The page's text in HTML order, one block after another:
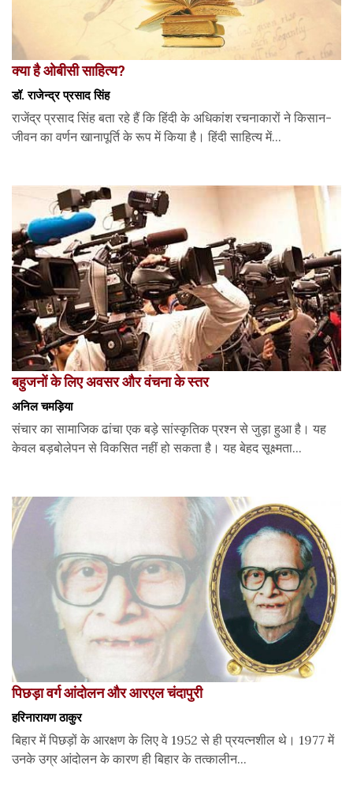
क्या है ओबीसी साहित्य?
डॉ. राजेन्द्र प्रसाद सिंह
राजेंद्र प्रसाद सिंह बता रहे हैं कि हिंदी के अधिकांश रचनाकारों ने किसान-
जीवन का वर्णन खानापूर्ति के रूप में किया है। हिंदी साहित्य में...
बहुजनों के लिए अवसर और वंचना के स्तर
अनिल चमड़िया
संचार का सामाजिक ढांचा एक बड़े सांस्कृतिक प्रश्न से जुड़ा हुआ है। यह
केवल बड़बोलेपन से विकसित नहीं हो सकता है। यह बेहद सूक्ष्मता...
पिछड़ा वर्ग आंदोलन और आरएल चंदापुरी
हरिनारायण ठाकुर
बिहार में पिछड़ों के आरक्षण के लिए वे 1952 से ही प्रयत्नशील थे। 1977 में
उनके उग्र आंदोलन के कारण ही बिहार के तत्कालीन...